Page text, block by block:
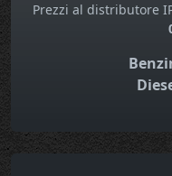
Prezzi al distributore